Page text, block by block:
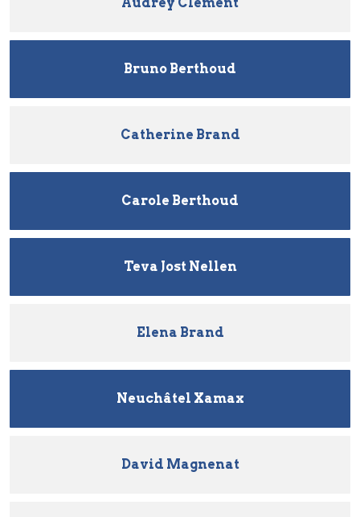
Bruno Berthoud
Catherine Brand
Carole Berthoud
Teva Jost Nellen
Elena Brand
Neuchâtel Xamax
David Magnenat